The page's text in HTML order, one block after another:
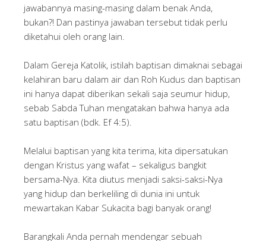
jawabannya masing-masing dalam benak Anda,
bukan?! Dan pastinya jawaban tersebut tidak perlu
diketahui oleh orang lain.
Dalam Gereja Katolik, istilah baptisan dimaknai sebagai
kelahiran baru dalam air dan Roh Kudus dan baptisan
ini hanya dapat diberikan sekali saja seumur hidup,
sebab Sabda Tuhan mengatakan bahwa hanya ada
satu baptisan (bdk. Ef 4:5).
Melalui baptisan yang kita terima, kita dipersatukan
dengan Kristus yang wafat – sekaligus bangkit
bersama-Nya. Kita diutus menjadi saksi-saksi-Nya
yang hidup dan berkeliling di dunia ini untuk
mewartakan Kabar Sukacita bagi banyak orang!
Barangkali Anda pernah mendengar sebuah